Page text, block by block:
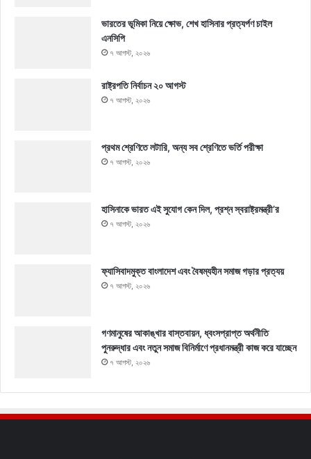
ভারতের ভূমিকা নিয়ে ক্ষোভ, শেখ হাসিনার প্রত্যর্পণ চাইল
এনসিপি
৭ আগস্ট, ২০২৬
রাষ্ট্রপতি নির্বাচন ২০ আগস্ট
৭ আগস্ট, ২০২৬
প্রথম শ্রেণিতে লটারি, অন্য সব শ্রেণিতে ভর্তি পরীক্ষা
৭ আগস্ট, ২০২৬
হাসিনাকে ভারত এই সুযোগ কেন দিল, প্রশ্ন স্বরাষ্ট্রমন্ত্রী’র
৭ আগস্ট, ২০২৬
ফ্যাসিবাদমুক্ত বাংলাদেশ এবং বৈষম্যহীন সমাজ গড়ার প্রত্যয়
৭ আগস্ট, ২০২৬
গণমানুষের আকাঙ্খার বাস্তবায়ন, ধ্বংসপ্রাপ্ত অর্থনীতি
পুনরুদ্ধার এবং নতুন সমাজ বিনির্মাণে প্রধানমন্ত্রী কাজ করে যাচ্ছেন
৭ আগস্ট, ২০২৬